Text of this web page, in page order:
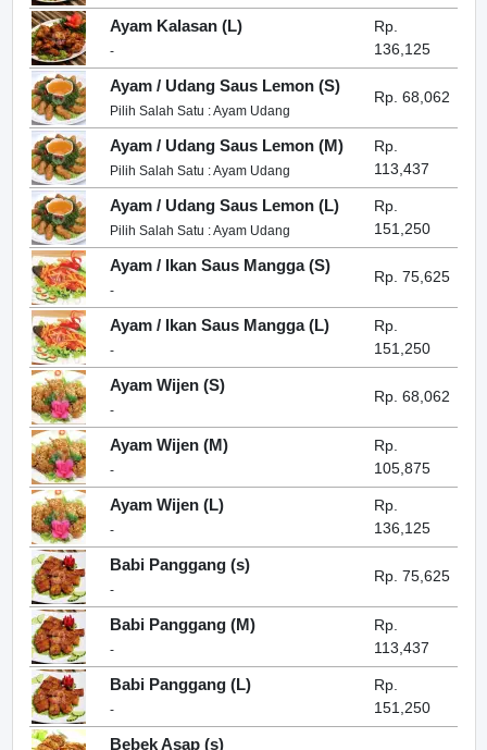
Ayam Kalasan (L)
-
Rp.
136,125
Ayam / Udang Saus Lemon (S)
Pilih Salah Satu : Ayam Udang
Rp. 68,062
Ayam / Udang Saus Lemon (M)
Pilih Salah Satu : Ayam Udang
Rp.
113,437
Ayam / Udang Saus Lemon (L)
Pilih Salah Satu : Ayam Udang
Rp.
151,250
Ayam / Ikan Saus Mangga (S)
-
Rp. 75,625
Ayam / Ikan Saus Mangga (L)
-
Rp.
151,250
Ayam Wijen (S)
-
Rp. 68,062
Ayam Wijen (M)
-
Rp.
105,875
Ayam Wijen (L)
-
Rp.
136,125
Babi Panggang (s)
-
Rp. 75,625
Babi Panggang (M)
-
Rp.
113,437
Babi Panggang (L)
-
Rp.
151,250
Bebek Asap (s)